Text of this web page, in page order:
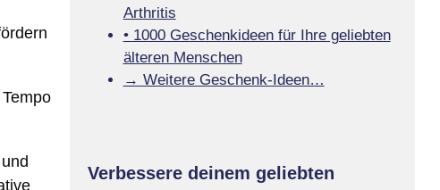
Arthritis
• 1000 Geschenkideen für Ihre geliebten
älteren Menschen
→ Weitere Geschenk-Ideen…
Verbessere deinem geliebten